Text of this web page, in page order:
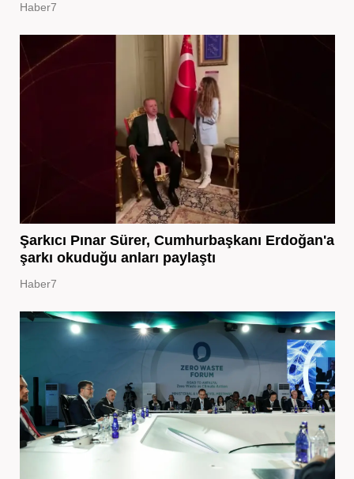
Haber7
Şarkıcı Pınar Sürer, Cumhurbaşkanı Erdoğan'a
şarkı okuduğu anları paylaştı
Haber7